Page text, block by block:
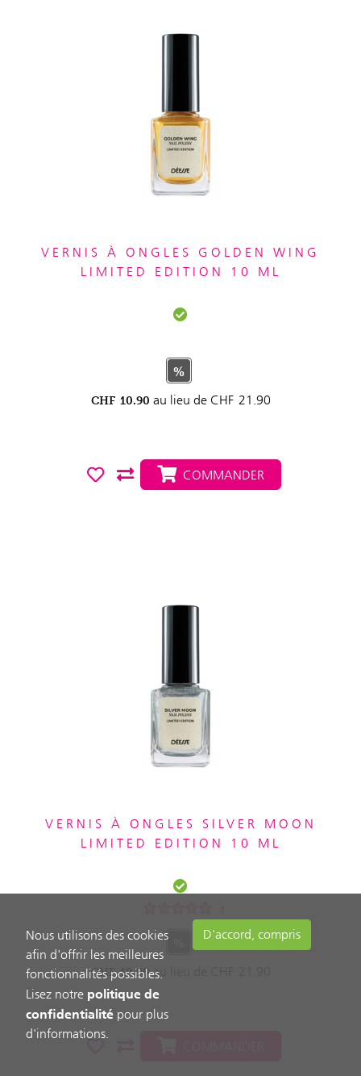
VERNIS À ONGLES GOLDEN WING
LIMITED EDITION 10 ML
%
CHF 10.90 au lieu de CHF 21.90
COMMANDER
VERNIS À ONGLES SILVER MOON
LIMITED EDITION 10 ML
CHF 10.90au lieu de
Nous utilisons des cookies
afin d'offrir les meilleures
fonctionnalités possibles.
Lisez notre politique de
confidentialité pour plus
d'informations.
D'accord, compris